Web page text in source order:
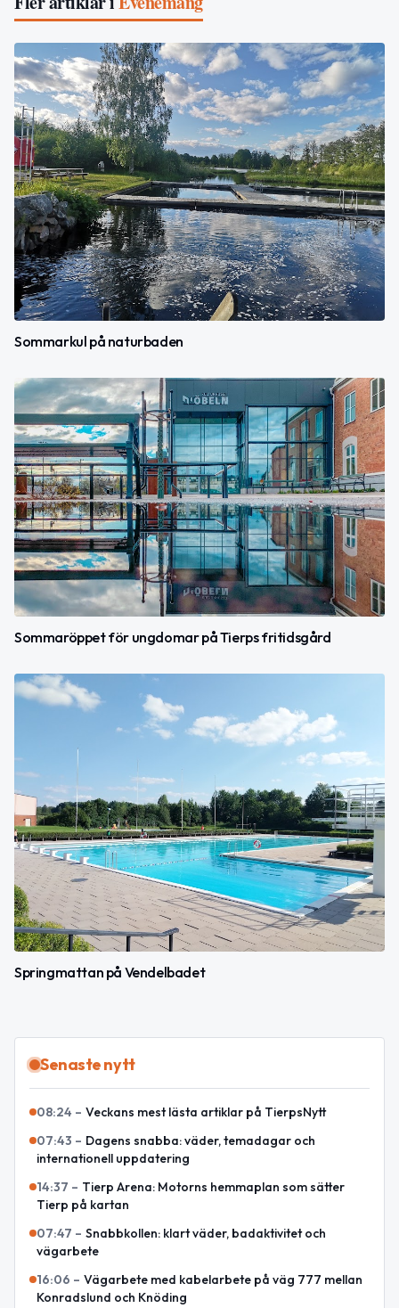
Sommarkul på naturbaden
Sommaröppet för ungdomar på Tierps fritidsgård
Springmattan på Vendelbadet
Senaste nytt
08:24 – Veckans mest lästa artiklar på TierpsNytt
07:43 – Dagens snabba: väder, temadagar och
internationell uppdatering
14:37 – Tierp Arena: Motorns hemmaplan som sätter
Tierp på kartan
07:47 – Snabbkollen: klart väder, badaktivitet och
vägarbete
16:06 – Vägarbete med kabelarbete på väg 777 mellan
Konradslund och Knöding